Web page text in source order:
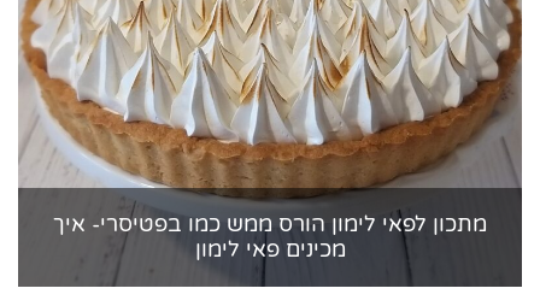
מתכון לפאי לימון הורס ממש כמו בפטיסרי- איך
מכינים פאי לימון